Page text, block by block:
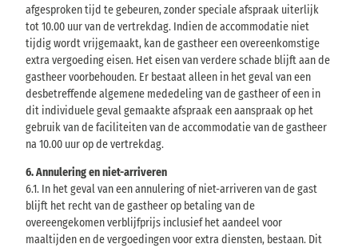
afgesproken tijd te gebeuren, zonder speciale afspraak uiterlijk
tot 10.00 uur van de vertrekdag. Indien de accommodatie niet
tijdig wordt vrijgemaakt, kan de gastheer een overeenkomstige
extra vergoeding eisen. Het eisen van verdere schade blijft aan de
gastheer voorbehouden. Er bestaat alleen in het geval van een
desbetreffende algemene mededeling van de gastheer of een in
dit individuele geval gemaakte afspraak een aanspraak op het
gebruik van de faciliteiten van de accommodatie van de gastheer
na 10.00 uur op de vertrekdag.
6. Annulering en niet-arriveren
6.1. In het geval van een annulering of niet-arriveren van de gast
blijft het recht van de gastheer op betaling van de
overeengekomen verblijfprijs inclusief het aandeel voor
maaltijden en de vergoedingen voor extra diensten, bestaan. Dit